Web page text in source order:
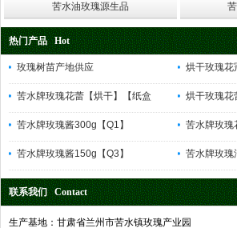
苦水油玫瑰源生品
热门产品 Hot
玫瑰树苗产地供应 烘干玫瑰花
苦水牌玫瑰花蕾【烘干】【纸盒 烘干玫瑰花
苦水牌玫瑰酱300g【Q1】 苦水牌玫瑰
苦水牌玫瑰酱150g【Q3】 苦水牌玫瑰
联系我们 Contact
生产基地：甘肃省兰州市苦水镇玫瑰产业园